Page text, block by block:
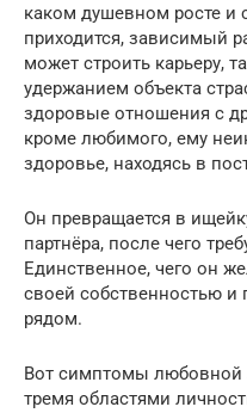
каком душевном росте и
приходится, зависимый
может строить карьеру,
удержанием объекта
здоровые отношения с
кроме любимого, ему
здоровье, находясь в
Он превращается в
партнёра, после чего
Единственное, чего он
своей собственностью и
рядом.
Вот симптомы любовной
тремя областями